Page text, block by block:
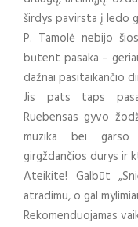
širdys pavirsta į ledo
P. Tamolė nebijo
būtent pasaka –
dažnai pasitaikančio
Jis pats taps
Ruebensas gyvo
muzika bei garso
girgždančios durys ir
Ateikite! Galbūt
atradimu, o gal
Rekomenduojamas